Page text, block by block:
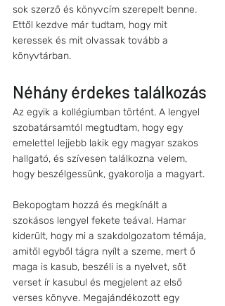
sok szerző és könyvcím szerepelt benne.
Ettől kezdve már tudtam, hogy mit
keressek és mit olvassak tovább a
könyvtárban.
Néhány érdekes találkozás
Az egyik a kollégiumban történt. A lengyel
szobatársamtól megtudtam, hogy egy
emelettel lejjebb lakik egy magyar szakos
hallgató, és szívesen találkozna velem,
hogy beszélgessünk, gyakorolja a magyart.
Bekopogtam hozzá és megkínált a
szokásos lengyel fekete teával. Hamar
kiderült, hogy mi a szakdolgozatom témája,
amitől egyből tágra nyílt a szeme, mert ő
maga is kasub, beszéli is a nyelvet, sőt
verset ír kasubul és megjelent az első
verses könyve. Megajándékozott egy